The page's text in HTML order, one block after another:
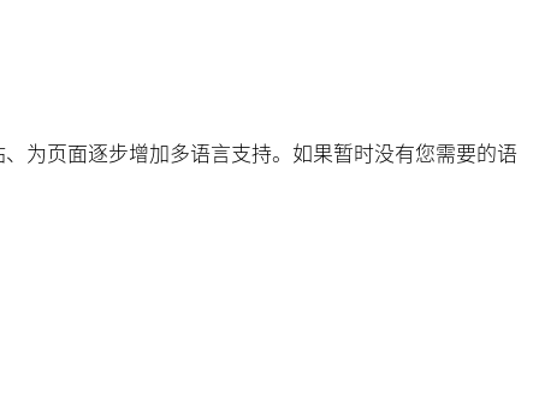
为页面逐步增加多语言支持。如果暂时没有您需要的语